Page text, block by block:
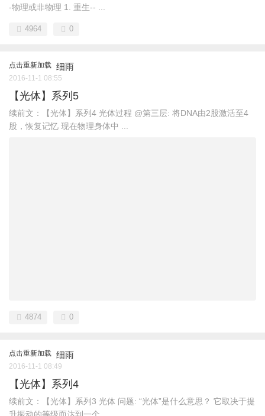
-物理或非物理 1. 重生-- ...
4964 0
点击重新加载 细雨
2016-11-1 08:55
【光体】系列5
续前文：【光体】系列4 光体过程 @第三层: 将DNA由2股激活至4
股，恢复记忆 现在物理身体中 ...
4874 0
点击重新加载 细雨
2016-11-1 08:49
【光体】系列4
续前文：【光体】系列3 光体 问题: “光体”是什么意思？ 它取决于提